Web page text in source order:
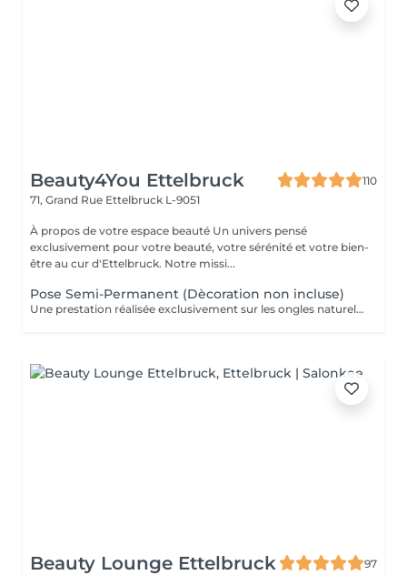
Beauty4You Ettelbruck
110
71, Grand Rue Ettelbruck L-9051
À propos de votre espace beauté Un univers pensé
exclusivement pour votre beauté, votre sérénité et votre bien-
être au cur d'Ettelbruck. Notre missi...
Pose Semi-Permanent (Dècoration non incluse)
Une prestation réalisée exclusivement sur les ongles naturels, pour une couleur brillante et durable pendant plusieurs semaines. * Préparation de l'ongle naturel * Travail des cuticules * Mise en forme des ongles * Application du vernis semi-permanent * Finition brillante
Beauty Lounge Ettelbruck
97